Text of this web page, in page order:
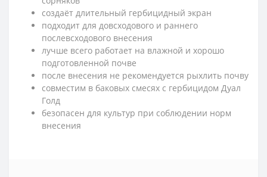
создаёт длительный гербицидный экран
подходит для довсходового и раннего
послевсходового внесения
лучше всего работает на влажной и хорошо
подготовленной почве
после внесения не рекомендуется рыхлить почву
совместим в баковых смесях с гербицидом Дуал
Голд
безопасен для культур при соблюдении норм
внесения